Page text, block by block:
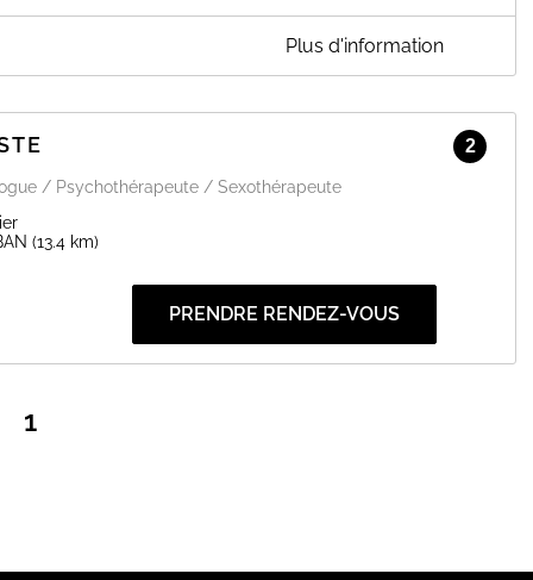
télésanté
Plus d'information
2
/ Psychothérapeute / Sexothérapeute
(13.4 km)
PRENDRE RENDEZ-VOUS
1